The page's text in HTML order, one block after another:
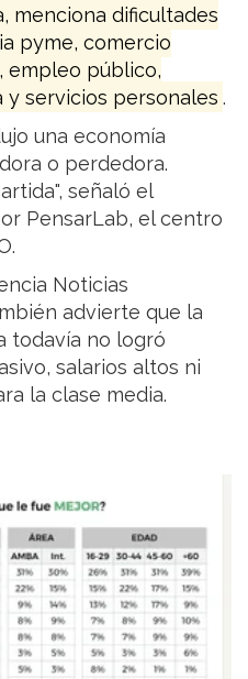
menciona dificultades
pyme, comercio
empleo público,
y servicios personales .
una economía
o perdedora.
señaló el
PensarLab, el centro
Noticias
advierte que la
todavía no logró
salarios altos ni
la clase media.